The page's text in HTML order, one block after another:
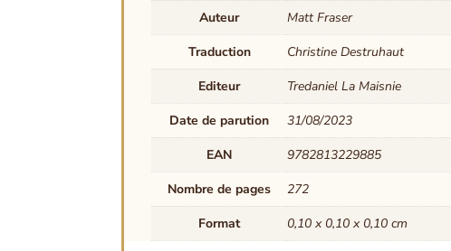
Auteur
Matt Fraser
Traduction
Christine Destruhaut
Editeur
Tredaniel La Maisnie
Date de parution
31/08/2023
EAN
9782813229885
Nombre de pages
272
Format
0,10 x 0,10 x 0,10 cm